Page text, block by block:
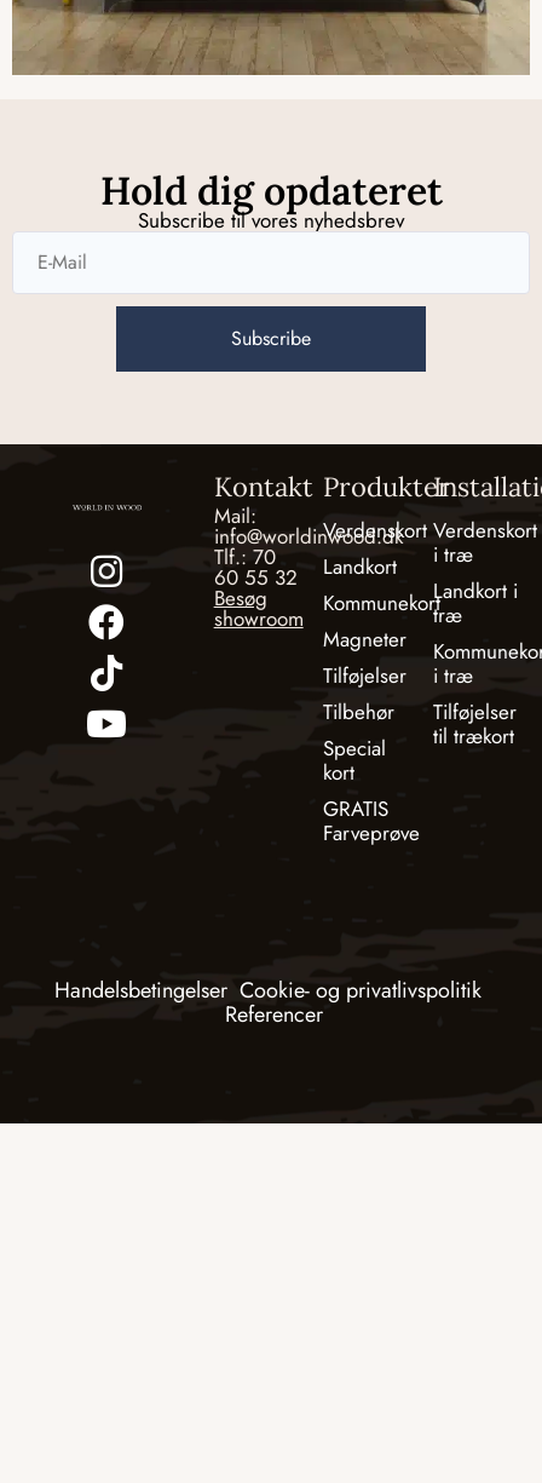
Hold dig opdateret
Subscribe til vores nyhedsbrev
Subscribe
Kontakt
Mail:
info@worldinwood.dk
Tlf.: 70
60 55 32
Besøg
showroom
Produkter
Verdenskort
Landkort
Kommunekort
Magneter
Tilføjelser
Tilbehør
Special
kort
GRATIS
Farveprøve
Verdenskort
i træ
Landkort i
træ
i træ
Tilføjelser
til trækort
Handelsbetingelser Cookie- og privatlivspolitik
Referencer